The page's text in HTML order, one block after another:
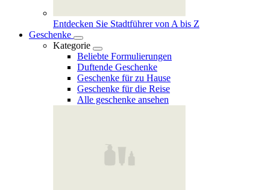
Entdecken Sie Stadtführer von A bis Z
Geschenke
Kategorie
Beliebte Formulierungen
Duftende Geschenke
Geschenke für zu Hause
Geschenke für die Reise
Alle geschenke ansehen